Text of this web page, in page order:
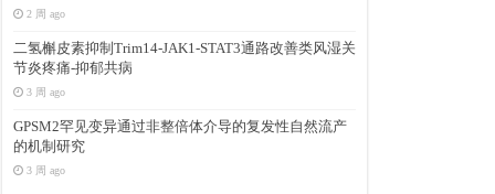
2 周 ago
二氢槲皮素抑制Trim14-JAK1-STAT3通路改善类风湿关
节炎疼痛-抑郁共病
3 周 ago
GPSM2罕见变异通过非整倍体介导的复发性自然流产
的机制研究
3 周 ago